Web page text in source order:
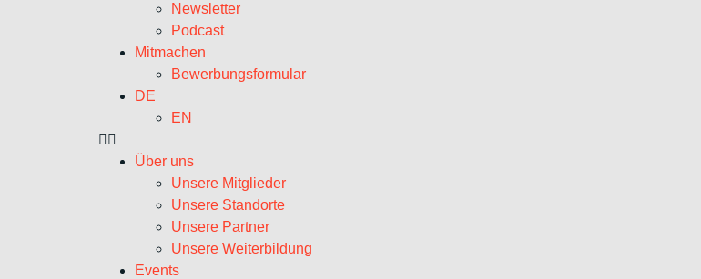
Newsletter
Podcast
Mitmachen
Bewerbungsformular
DE
EN
Über uns
Unsere Mitglieder
Unsere Standorte
Unsere Partner
Unsere Weiterbildung
Events